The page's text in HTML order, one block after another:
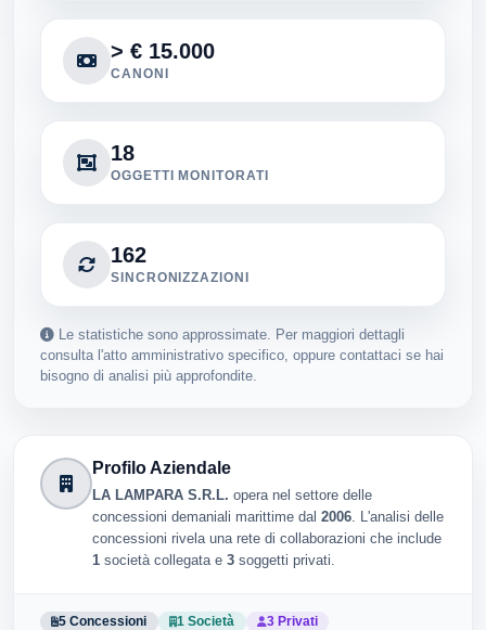
> € 15.000
CANONI
18
OGGETTI MONITORATI
162
SINCRONIZZAZIONI
Le statistiche sono approssimate. Per maggiori dettagli
consulta l'atto amministrativo specifico, oppure contattaci se hai
bisogno di analisi più approfondite.
Profilo Aziendale
LA LAMPARA S.R.L. opera nel settore delle
concessioni demaniali marittime dal 2006. L'analisi delle
concessioni rivela una rete di collaborazioni che include
1 società collegata e 3 soggetti privati.
5 Concessioni 1 Società 3 Privati